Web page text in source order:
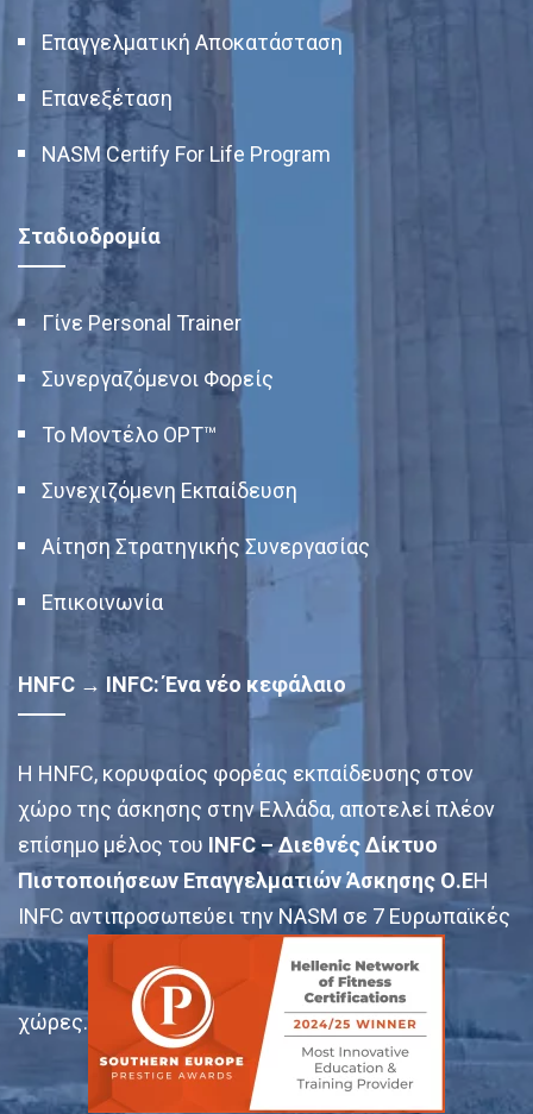
Επαγγελματική Αποκατάσταση
Επανεξέταση
NASM Certify For Life Program
Σταδιοδρομία
Γίνε Personal Trainer
Συνεργαζόμενοι Φορείς
Το Μοντέλο OPT™
Συνεχιζόμενη Εκπαίδευση
Αίτηση Στρατηγικής Συνεργασίας
Επικοινωνία
HNFC → INFC: Ένα νέο κεφάλαιο
Η HNFC, κορυφαίος φορέας εκπαίδευσης στον
χώρο της άσκησης στην Ελλάδα, αποτελεί πλέον
επίσημο μέλος του INFC – Διεθνές Δίκτυο
Πιστοποιήσεων Επαγγελματιών Άσκησης Ο.ΕΗ
INFC αντιπροσωπεύει την NASM σε 7 Ευρωπαϊκές
χώρες.